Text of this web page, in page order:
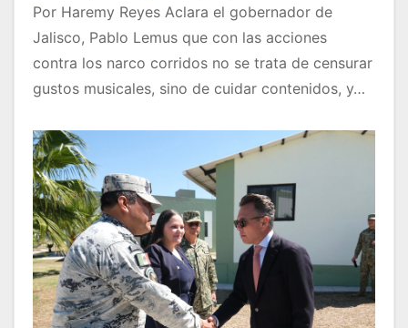
Por Haremy Reyes Aclara el gobernador de
Jalisco, Pablo Lemus que con las acciones
contra los narco corridos no se trata de censurar
gustos musicales, sino de cuidar contenidos, y…